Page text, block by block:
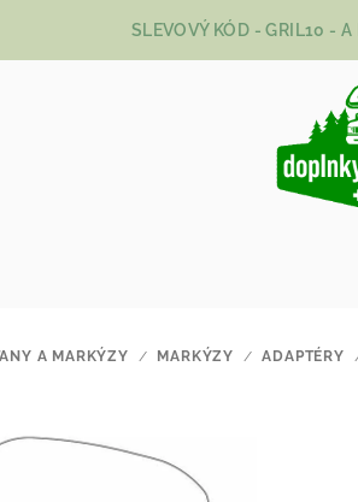
SLEVOVÝ KÓD - GRIL10 -
A MARKÝZY / MARKÝZY / ADAPTÉRY